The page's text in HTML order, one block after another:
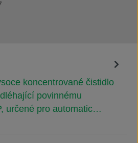
koncentrované čistidlo
povinnému
určené pro automatic…